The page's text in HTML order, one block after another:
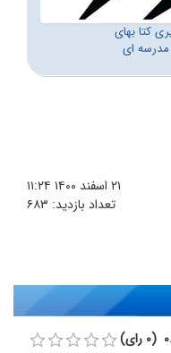
کتا بهای
ای
۲۱ اسفند ۱۴۰۰
۱۱:۲۴
تعداد بازدید: ۶۸۳